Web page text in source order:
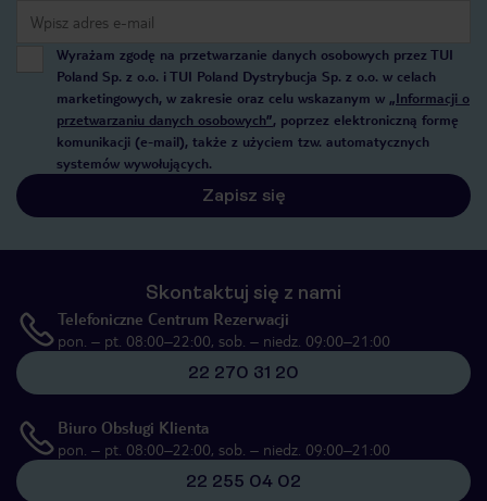
Wyrażam zgodę na przetwarzanie danych osobowych przez TUI
Poland Sp. z o.o. i TUI Poland Dystrybucja Sp. z o.o. w celach
marketingowych, w zakresie oraz celu wskazanym w „Informacji o
przetwarzaniu danych osobowych”, poprzez elektroniczną formę
komunikacji (e-mail), także z użyciem tzw. automatycznych
systemów wywołujących.
Zapisz się
Skontaktuj się z nami
Telefoniczne Centrum Rezerwacji
pon. – pt. 08:00–22:00, sob. – niedz. 09:00–21:00
22 270 31 20
Biuro Obsługi Klienta
pon. – pt. 08:00–22:00, sob. – niedz. 09:00–21:00
22 255 04 02